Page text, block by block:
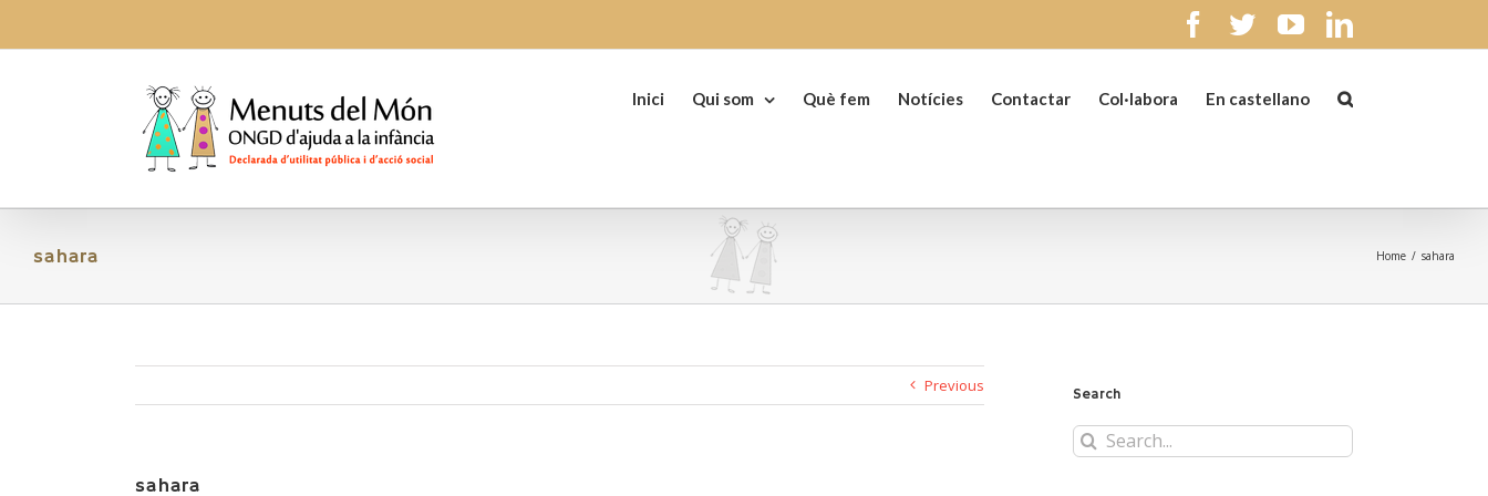
content
facebook
twitteryoutubelinkedin
Inici
Qui som Què fem Notícies Contactar Col·labora En castellano
sahara Home / sahara
Previous
sahara
Search
Search
for: